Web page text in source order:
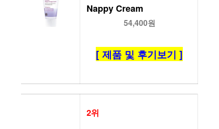
Nappy Cream
54,400원
[ 제품 및 후기보기 ]
2위